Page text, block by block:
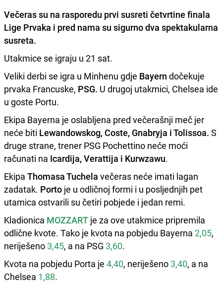
Večeras su na rasporedu prvi susreti četvrtine finala
Lige Prvaka i pred nama su sigurno dva spektakularna
susreta.
Utakmice se igraju u 21 sat.
Veliki derbi se igra u Minhenu gdje Bayern dočekuje
prvaka Francuske, PSG. U drugoj utakmici, Chelsea ide
u goste Portu.
Ekipa Bayerna je oslabljena pred večerašnji meč jer
neće biti Lewandowskog, Coste, Gnabryja i Tolissoa. S
druge strane, trener PSG Pochettino neće moći
računati na Icardija, Verattija i Kurwzawu.
Ekipa Thomasa Tuchela večeras neće imati lagan
zadatak. Porto je u odličnoj formi i u posljednjih pet
utamica ostvarili su četiri pobjede i jedan remi.
Kladionica MOZZART je za ove utakmice pripremila
odlične kvote. Tako je kvota na pobjedu Bayerna 2,05,
neriješeno 3,45, a na PSG 3,60.
Kvota na pobjedu Porta je 4,40, neriješeno 3,40, a na
Chelsea 1,88.